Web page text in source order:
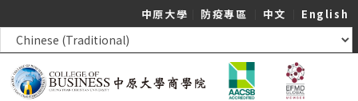
中原大學 防疫專區 中文 English